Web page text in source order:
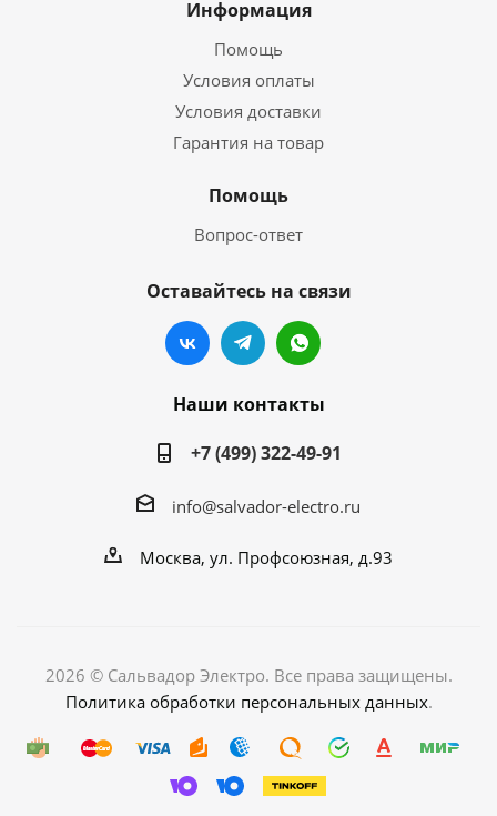
Информация
Помощь
Условия оплаты
Условия доставки
Гарантия на товар
Помощь
Вопрос-ответ
Оставайтесь на связи
Наши контакты
+7 (499) 322-49-91
info@salvador-electro.ru
Москва, ул. Профсоюзная, д.93
2026 © Сальвадор Электро. Все права защищены.
Политика обработки персональных данных.